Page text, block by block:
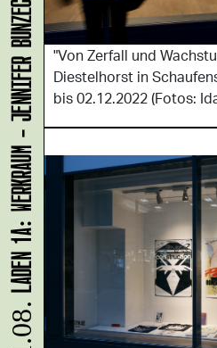
"Von Zerfall und
Diestelhorst in
bis 02.12.2022 (Fotos:
LADEN 1A: WERKRAUM - JENNIFER BUNZECK